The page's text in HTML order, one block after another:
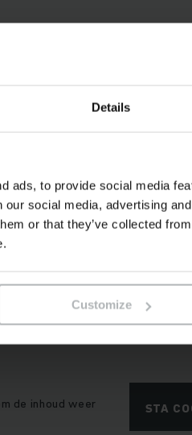
Details
ads, to provide social media
social media, advertising
or that they’ve collected
Customize
uw toestemming.
beschikbaar vanwege uw
de inhoud weer
STA